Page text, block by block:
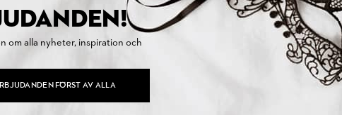
om alla nyheter, inspiration och
FÖRST AV ALLA